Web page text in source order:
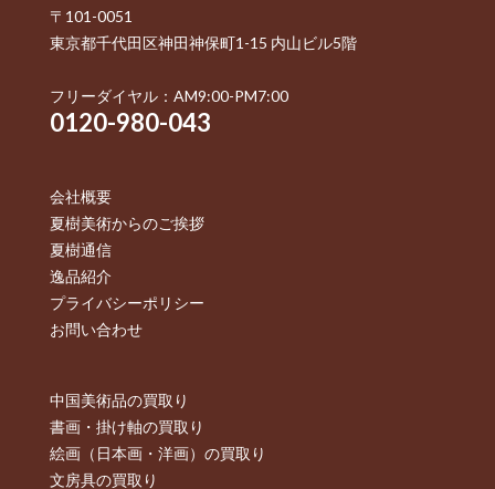
〒101-0051
東京都千代田区神田神保町1-15 内山ビル5階
フリーダイヤル：AM9:00-PM7:00
0120-980-043
会社概要
夏樹美術からのご挨拶
夏樹通信
逸品紹介
プライバシーポリシー
お問い合わせ
中国美術品の買取り
書画・掛け軸の買取り
絵画（日本画・洋画）の買取り
文房具の買取り